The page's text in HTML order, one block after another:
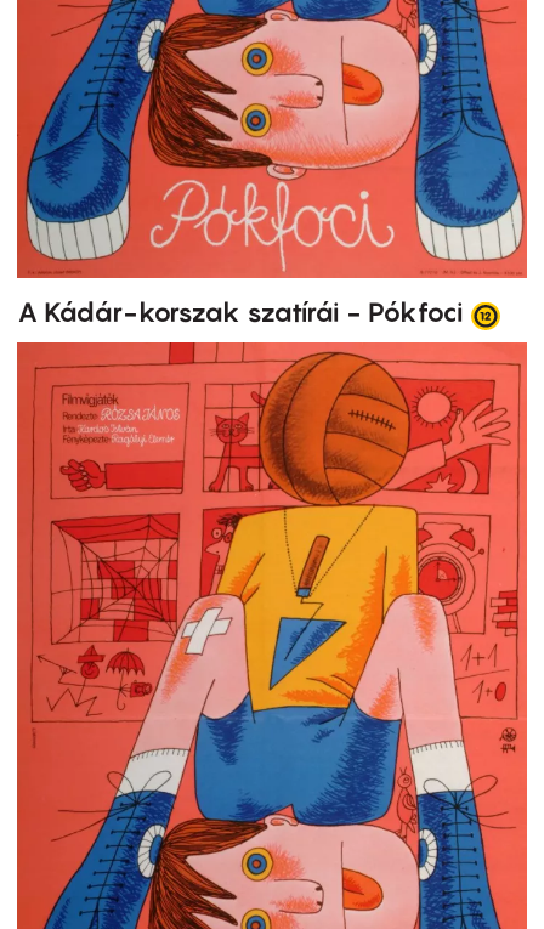
A Kádár-korszak szatírái - Pókfoci